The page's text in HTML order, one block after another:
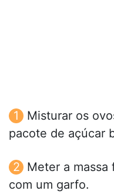
Misturar os
pacote de açúcar
Meter a massa
com um garfo.